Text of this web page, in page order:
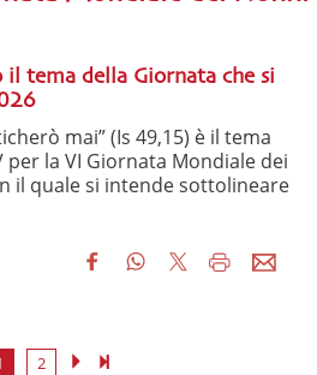
il tema della Giornata che si
mai” (Is 49,15) è il tema
per la VI Giornata Mondiale dei
il quale si intende sottolineare
2